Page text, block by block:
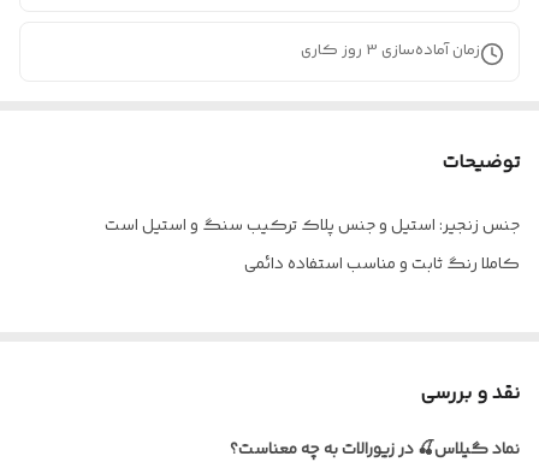
زمان آماده‌سازی 3 روز کاری
توضیحات
جنس زنجیر: استیل و جنس پلاک ترکیب سنگ و استیل است
کاملا رنگ ثابت و مناسب استفاده دائمی
نقد و بررسی
نماد گیلاس🍒 در زیورالات به چه معناست؟